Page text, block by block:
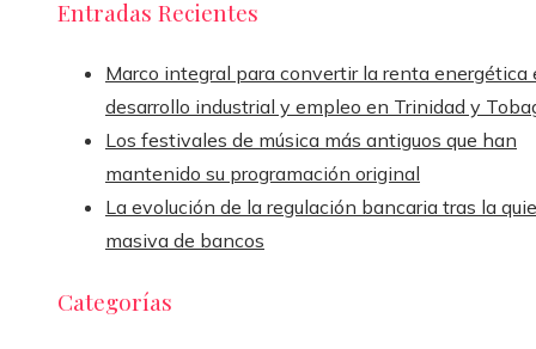
Entradas Recientes
Marco integral para convertir la renta energética
desarrollo industrial y empleo en Trinidad y
Los festivales de música más antiguos que han
mantenido su programación original
La evolución de la regulación bancaria tras la
masiva de bancos
Categorías